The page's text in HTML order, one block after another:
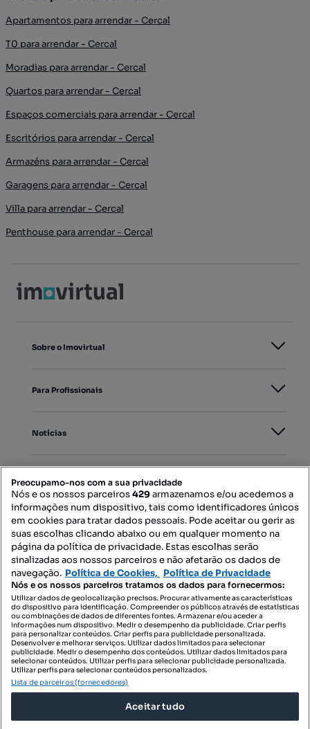
Apartamentos para arrendar - Cercal
T0 para arrendar - Cercal
Moradias para arrendar - Cercal
Quartos para arrendar - Cercal
Espaços comerciais para arrendar - Cercal
Escritórios para arrendar - Cercal
Armazéns para arrendar - Cercal
Garagens para arrendar - Cercal
Villa para arrendar - Cercal
Penthouse para arrendar - Cercal
Sobre o Imovirtual
Para Profissionais
Notícias
Mapa do Site
Contacte-nos
SIGA-NOS:
DESCARREGAR NA:
Preocupamo-nos com a sua privacidade
Nós e os nossos parceiros429armazenamos e/ou acedemos a
informações num dispositivo, tais como identificadores únicos
em cookies para tratar dados pessoais. Pode aceitar ou gerir as
suas escolhas clicando abaixo ou em qualquer momento na
página da política de privacidade. Estas escolhas serão
sinalizadas aos nossos parceiros e não afetarão os dados de
navegação. Política de Cookies, Política de Privacidade
Nós e os nossos parceiros tratamos os dados para fornecermos:
Utilizar dados de geolocalização precisos. Procurar ativamente as características
do dispositivo para identificação. Compreender os públicos através de estatísticas
ou combinações de dados de diferentes fontes. Armazenar e/ou aceder a
informações num dispositivo. Medir o desempenho da publicidade. Criar perfis
para personalizar conteúdos. Criar perfis para publicidade personalizada.
Desenvolver e melhorar serviços. Utilizar dados limitados para selecionar
publicidade. Medir o desempenho dos conteúdos. Utilizar dados limitados para
selecionar conteúdos. Utilizar perfis para selecionar publicidade personalizada.
Utilizar perfis para selecionar conteúdos personalizados.
Lista de parceiros (fornecedores)
Aceitar tudo